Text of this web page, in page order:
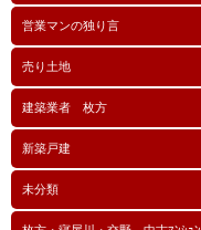
営業マンの独り言
売り土地
建築業者 枚方
新築戸建
未分類